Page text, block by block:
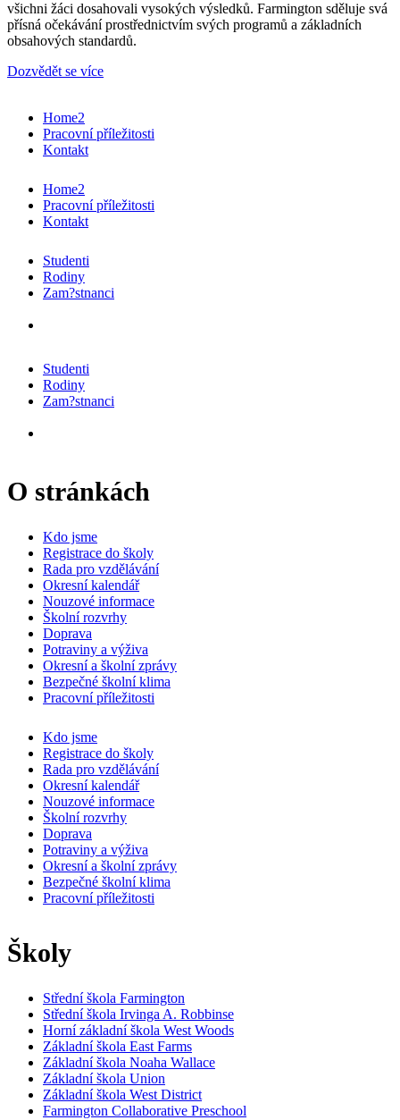
všichni žáci dosahovali vysokých výsledků. Farmington sděluje svá
přísná očekávání prostřednictvím svých programů a základních
obsahových standardů.
Dozvědět se více
Home2
Pracovní příležitosti
Kontakt
Home2
Pracovní příležitosti
Kontakt
Studenti
Rodiny
Zam?stnanci
Studenti
Rodiny
Zam?stnanci
O stránkách
Kdo jsme
Registrace do školy
Rada pro vzdělávání
Okresní kalendář
Nouzové informace
Školní rozvrhy
Doprava
Potraviny a výživa
Okresní a školní zprávy
Bezpečné školní klima
Pracovní příležitosti
Kdo jsme
Registrace do školy
Rada pro vzdělávání
Okresní kalendář
Nouzové informace
Školní rozvrhy
Doprava
Potraviny a výživa
Okresní a školní zprávy
Bezpečné školní klima
Pracovní příležitosti
Školy
Střední škola Farmington
Střední škola Irvinga A. Robbinse
Horní základní škola West Woods
Základní škola East Farms
Základní škola Noaha Wallace
Základní škola Union
Základní škola West District
Farmington Collaborative Preschool